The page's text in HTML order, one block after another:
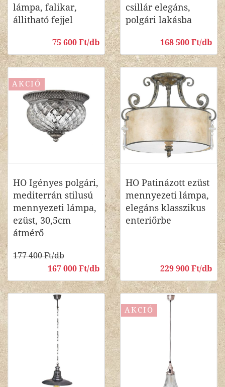
lámpa, falikar,
állitható fejjel
75 600 Ft/db
csillár elegáns,
polgári lakásba
168 500 Ft/db
AKCIÓ
HO Igényes polgári,
mediterrán stilusú
mennyezeti lámpa,
ezüst, 30,5cm
átmérő
177 400 Ft/db
167 000 Ft/db
HO Patinázott ezüst
mennyezeti lámpa,
elegáns klasszikus
enteriőrbe
229 900 Ft/db
AKCIÓ